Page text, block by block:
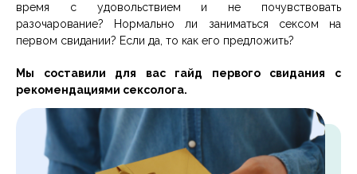
время с удовольствием и не почувствовать
разочарование? Нормально ли заниматься сексом на
первом свидании? Если да, то как его предложить?
Мы составили для вас гайд первого свидания с
рекомендациями сексолога.